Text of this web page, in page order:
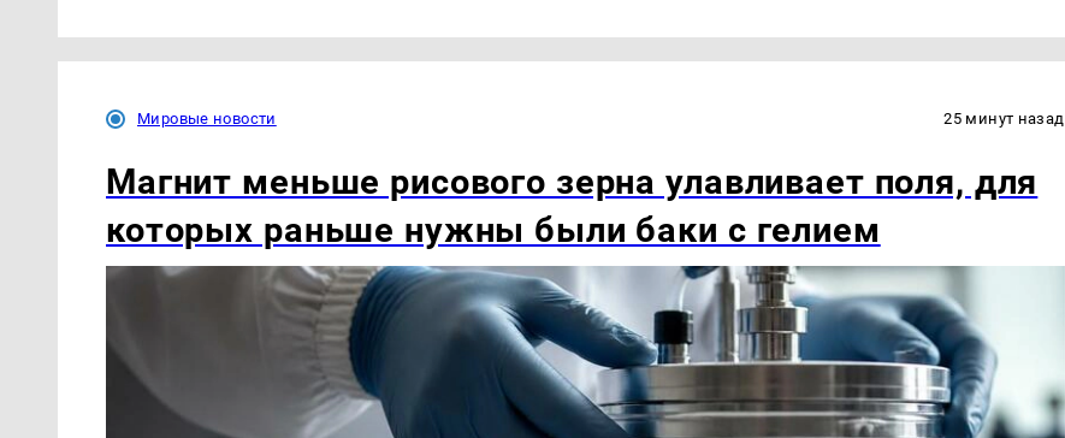
Мировые новости 25 минут назад
Магнит меньше рисового зерна улавливает поля, для
которых раньше нужны были баки с гелием